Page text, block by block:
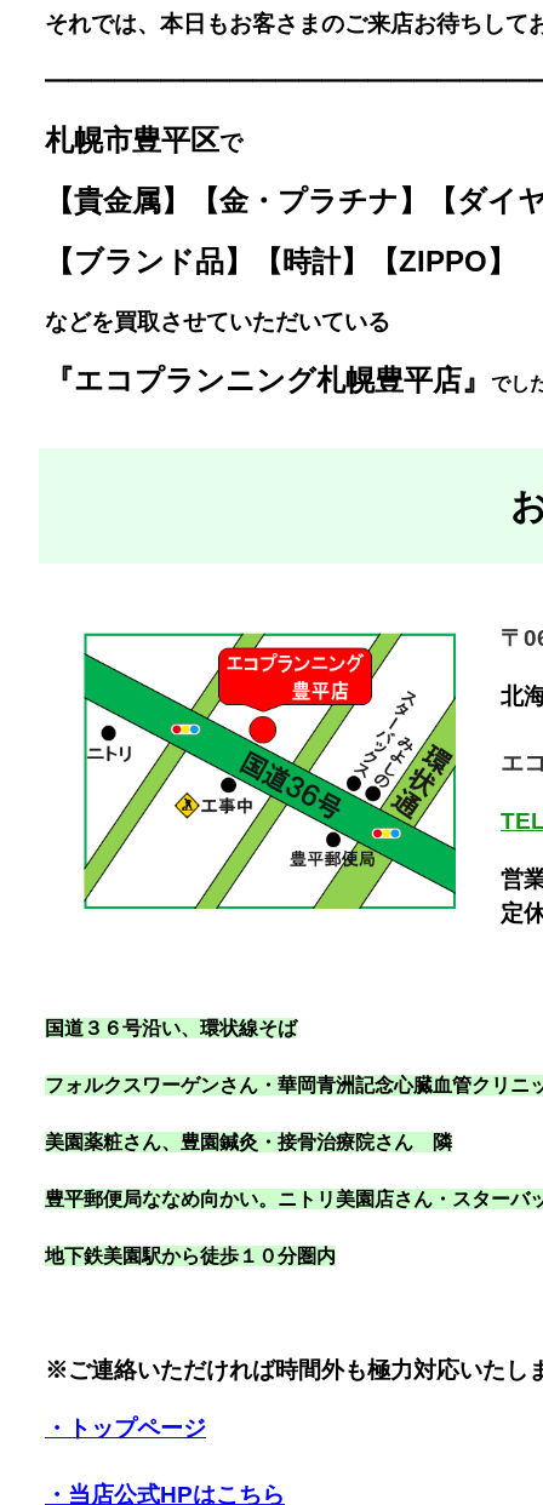
それでは、本日もお客さまのご来店お待ちして
━━━━━━━━━━━━━
札幌市豊平区で
【貴金属】【金・プラチナ】【ダイ
【ブランド品】【時計】【ZIPPO】
などを買取させていただいている
『エコプランニング札幌豊平店』 でし
〒
北
エ
営
定
国道３６号沿い、環状線そば
フォルクスワーゲンさん・華岡青洲記念心臓血管クリ
美園薬粧さん、豊園鍼灸・接骨治療院さん 隣
豊平郵便局ななめ向かい。ニトリ美園店さん・スター
地下鉄美園駅から徒歩１０分圏内
※ご連絡いただければ時間外も極力対応いたし
・トップページ
・当店公式HPはこちら